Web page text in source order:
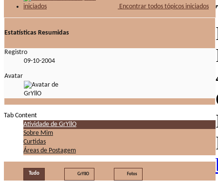
Encontrar todos tópicos iniciados
Estatísticas Resumidas
Registro
09-10-2004
Avatar
Tab Content
Atividade de GrYllO
Sobre Mim
Curtidas
Áreas de Postagem
Tudo GrYllO Fotos